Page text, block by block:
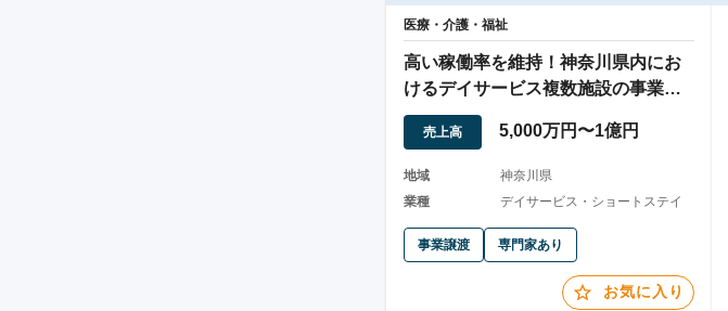
医療・介護・福祉
高い稼働率を維持！神奈川県内にお
けるデイサービス複数施設の事業譲
渡案件
売上高 5,000万円〜1億円
地域
神奈川県
業種
デイサービス・ショートステイ
事業譲渡 専門家あり
お気に入り